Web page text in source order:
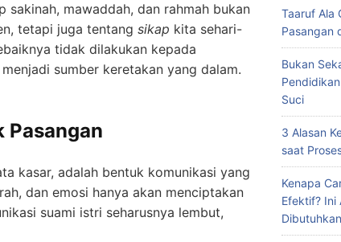
sakinah, mawaddah, dan rahmah bukan
tetapi juga tentang sikap kita sehari-
tidak dilakukan kepada
sumber keretakan yang dalam.
Pasangan
kasar, adalah bentuk komunikasi yang
dan emosi hanya akan menciptakan
suami istri seharusnya lembut,
Taaruf Ala
Pasangan
Bukan
Suci
3 Alasan
saat
Kenapa
Efektif? Ini
Dibutuhkan